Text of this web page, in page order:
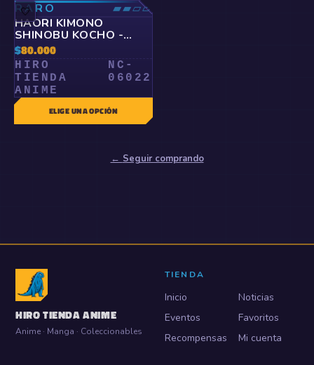
🤍
RARO
▰▰▱▱
HAORI KIMONO
SHINOBU KOCHO -
KIMETSU NO YAIBA
$80.000
HIRO
TIENDA
ANIME
NC-
06022
ELIGE UNA OPCIÓN
← Seguir comprando
HIRO TIENDA ANIME
Anime · Manga · Coleccionables
TIENDA
Inicio
Noticias
Eventos
Favoritos
Recompensas
Mi cuenta